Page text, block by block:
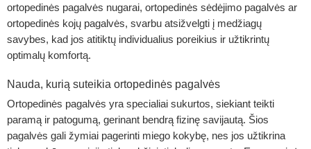
ortopedinės pagalvės nugarai, ortopedinės sėdėjimo pagalvės ar
ortopedinės kojų pagalvės, svarbu atsižvelgti į medžiagų
savybes, kad jos atitiktų individualius poreikius ir užtikrintų
optimalų komfortą.
Nauda, kurią suteikia ortopedinės pagalvės
Ortopedinės pagalvės yra specialiai sukurtos, siekiant teikti
paramą ir patogumą, gerinant bendrą fizinę savijautą. Šios
pagalvės gali žymiai pagerinti miego kokybę, nes jos užtikrina